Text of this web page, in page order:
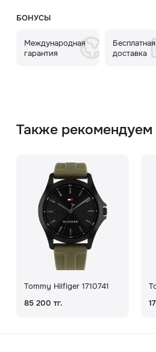
БОНУСЫ
Международная
гарантия
Бесплатная
доставка
Также рекомендуем
Tommy Hilfiger 1710741
85 200 тг.